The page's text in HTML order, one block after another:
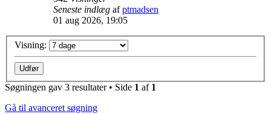
Seneste indlæg afptmadsen
01 aug 2026, 19:05
Visning:
Søgningen gav 3 resultater • Side 1 af 1
Gå til avanceret søgning